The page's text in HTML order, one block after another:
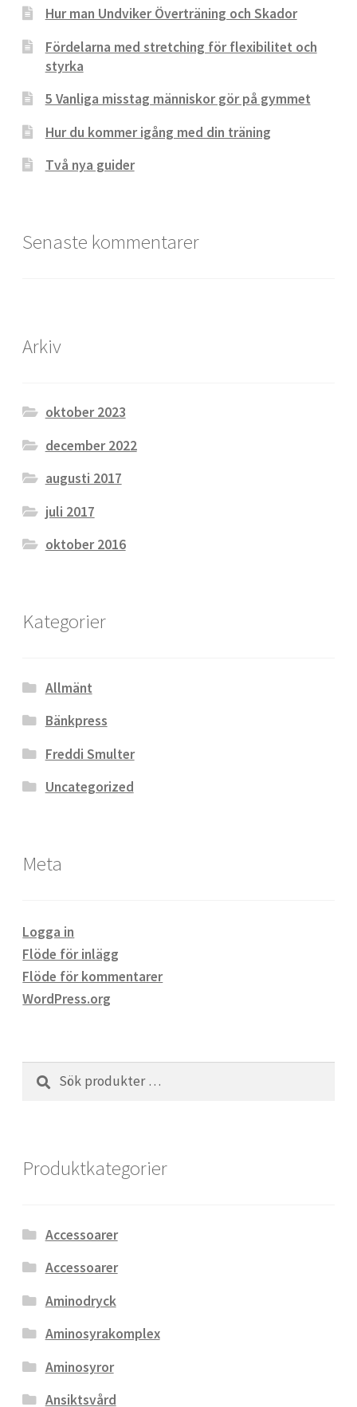
Hur man Undviker Överträning och Skador
Fördelarna med stretching för flexibilitet och
styrka
5 Vanliga misstag människor gör på gymmet
Hur du kommer igång med din träning
Två nya guider
Senaste kommentarer
Arkiv
oktober 2023
december 2022
augusti 2017
juli 2017
oktober 2016
Kategorier
Allmänt
Bänkpress
Freddi Smulter
Uncategorized
Meta
Logga in
Flöde för inlägg
Flöde för kommentarer
WordPress.org
Sök
efter:
Sök
Produktkategorier
Accessoarer
Accessoarer
Aminodryck
Aminosyrakomplex
Aminosyror
Ansiktsvård